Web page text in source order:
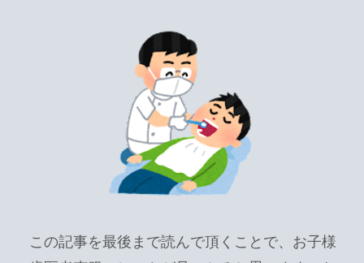
この記事を最後まで読んで頂くことで、お子様